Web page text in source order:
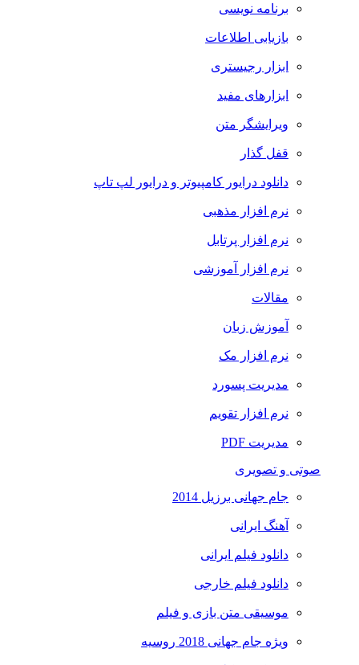
برنامه نویسی
بازیابی اطلاعات
ابزار رجیستری
ابزارهای مفید
ویرایشگر متن
قفل گذار
دانلود درایور کامپیوتر و درایور لپ تاپ
نرم افزار مذهبی
نرم افزار پرتابل
نرم افزار آموزشی
مقالات
آموزش زبان
نرم افزار مک
مدیریت پسورد
نرم افزار تقویم
مدیریت PDF
صوتی و تصویری
جام جهانی برزیل 2014
آهنگ ایرانی
دانلود فیلم ایرانی
دانلود فیلم خارجی
موسیقی متن بازی و فیلم
ویژه جام جهانی 2018 روسیه